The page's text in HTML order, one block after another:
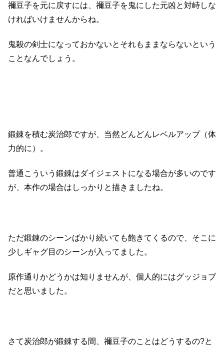
禰豆子を元に戻すには、禰豆子を鬼にした元凶と対峙しな
ければいけませんからね。
鬼殺の剣士になっておかないとそれもままならないという
ことなんでしょう。
鍛錬を積む炭治郎ですが、当然どんどんレベルアップ（体
力的に）。
普通こういう鍛錬はダイジェストになる場合が多いのです
が、本作の場合はしっかりと描きましたね。
ただ鍛錬のシーンばかり続いても飽きてくるので、そこに
少しギャグ目のシーンが入ってました。
原作通りかどうかは知りませんが、個人的にはグッジョブ
だと思いました。
さて炭治郎が鍛錬する間、禰豆子のことはどうするの?と